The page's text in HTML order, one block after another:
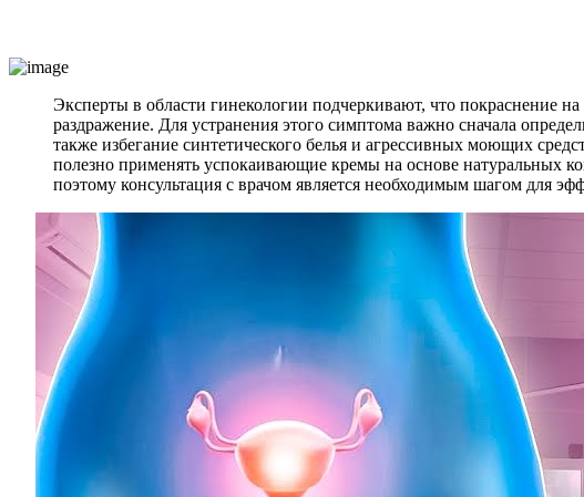
Эксперты в области гинекологии подчеркивают, что покраснение
раздражение. Для устранения этого симптома важно сначала
также избегание синтетического белья и агрессивных моющих
полезно применять успокаивающие кремы на основе натуральных
поэтому консультация с врачом является необходимым шагом для